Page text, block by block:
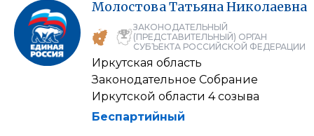
Молостова Татьяна Николаевна
ЗАКОНОДАТЕЛЬНЫЙ
(ПРЕДСТАВИТЕЛЬНЫЙ) ОРГАН
СУБЪЕКТА РОССИЙСКОЙ ФЕДЕРАЦИИ
Иркутская область
Законодательное Собрание
Иркутской области 4 созыва
Беспартийный